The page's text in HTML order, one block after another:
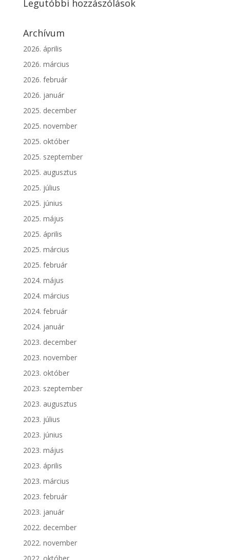
Legutóbbi hozzászólások
Archívum
2026. április
2026. március
2026. február
2026. január
2025. december
2025. november
2025. október
2025. szeptember
2025. augusztus
2025. július
2025. június
2025. május
2025. április
2025. március
2025. február
2024. május
2024. március
2024. február
2024. január
2023. december
2023. november
2023. október
2023. szeptember
2023. augusztus
2023. július
2023. június
2023. május
2023. április
2023. március
2023. február
2023. január
2022. december
2022. november